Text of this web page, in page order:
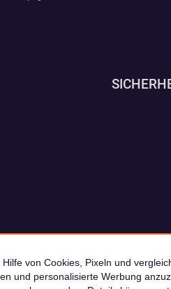
von Cookies, Pixeln und
und personalisierte Werbung